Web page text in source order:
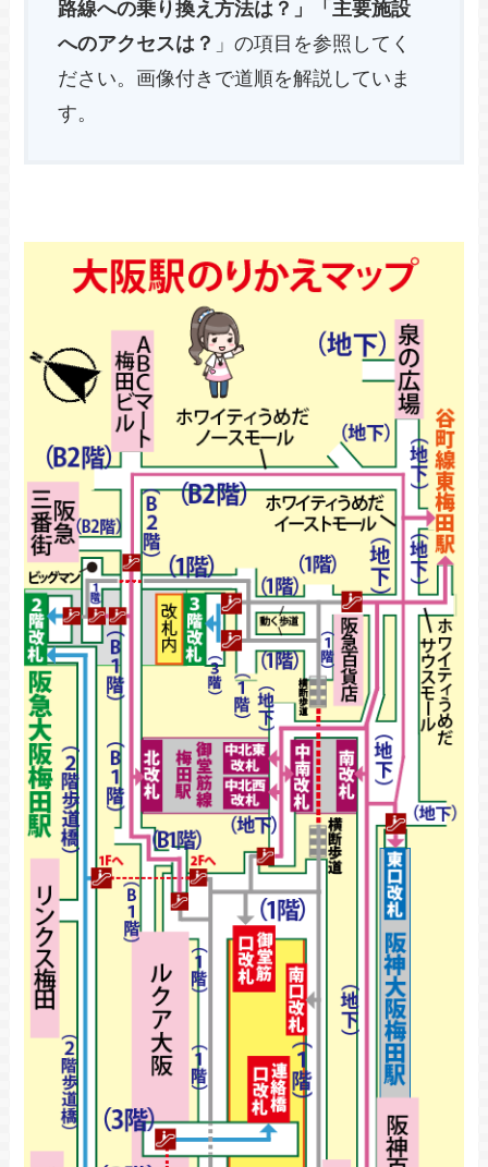
路線への乗り換え方法は？」「主要施設
へのアクセスは？ 」の項目を参照してく
ださい。画像付きで道順を解説していま
す。